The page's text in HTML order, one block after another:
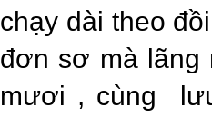
chạy dài theo
đơn sơ mà lãng
mươi , cùng